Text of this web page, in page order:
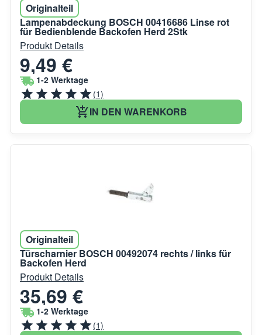
Originalteil
Lampenabdeckung BOSCH 00416686 Linse rot
für Bedienblende Backofen Herd 2Stk
Produkt Details
9,49 €
1-2 Werktage
(1)
IN DEN WARENKORB
Originalteil
Türscharnier BOSCH 00492074 rechts / links für
Backofen Herd
Produkt Details
35,69 €
1-2 Werktage
(1)